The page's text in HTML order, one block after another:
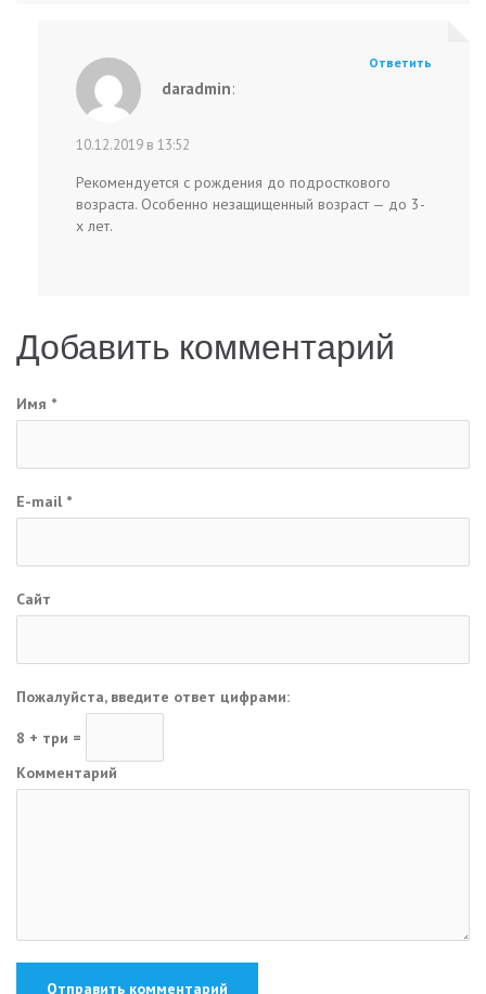
daradmin:
10.12.2019 в 13:52
Рекомендуется с рождения до подросткового
возраста. Особенно незащищенный возраст — до 3-
х лет.
Ответить
Добавить комментарий
Имя *
E-mail *
Сайт
Пожалуйста, введите ответ цифрами:
8 + три =
Комментарий